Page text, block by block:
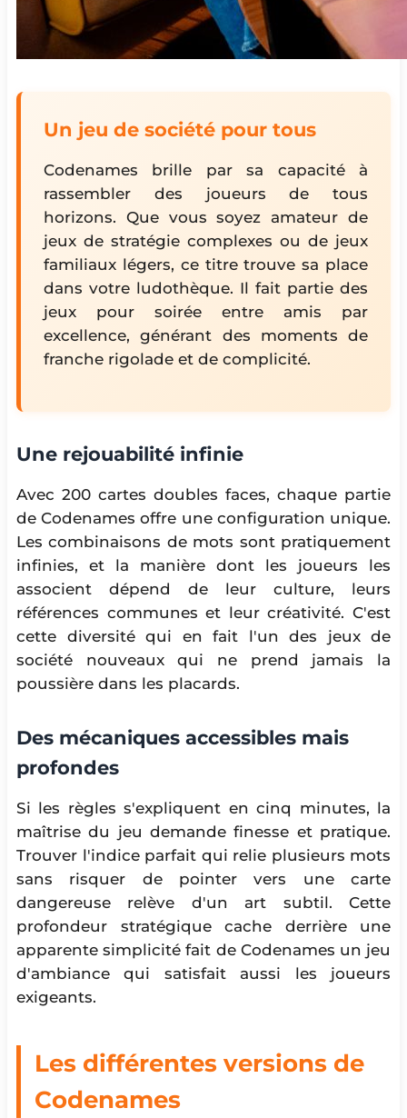
Un jeu de société pour tous
Codenames brille par sa capacité à
rassembler des joueurs de tous
horizons. Que vous soyez amateur de
jeux de stratégie complexes ou de jeux
familiaux légers, ce titre trouve sa place
dans votre ludothèque. Il fait partie des
jeux pour soirée entre amis par
excellence, générant des moments de
franche rigolade et de complicité.
Une rejouabilité infinie
Avec 200 cartes doubles faces, chaque partie
de Codenames offre une configuration unique.
Les combinaisons de mots sont pratiquement
infinies, et la manière dont les joueurs les
associent dépend de leur culture, leurs
références communes et leur créativité. C'est
cette diversité qui en fait l'un des jeux de
société nouveaux qui ne prend jamais la
poussière dans les placards.
Des mécaniques accessibles mais
profondes
Si les règles s'expliquent en cinq minutes, la
maîtrise du jeu demande finesse et pratique.
Trouver l'indice parfait qui relie plusieurs mots
sans risquer de pointer vers une carte
dangereuse relève d'un art subtil. Cette
profondeur stratégique cache derrière une
apparente simplicité fait de Codenames un jeu
d'ambiance qui satisfait aussi les joueurs
exigeants.
Les différentes versions de
Codenames